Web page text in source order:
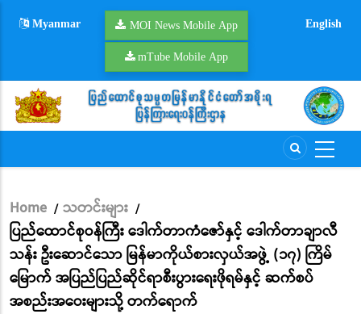
Myanmar MOI News Mobile App
mTube Mobile App
English
Breadcrumb
Home / သတင်းများ /
ပြည်ထောင်စုဝန်ကြီး ဒေါက်တာကံဇော်နှင့် ဒေါက်တာချာလီ
သန်း ဦးဆောင်သော မြန်မာကိုယ်စားလှယ်အဖွဲ့ (၁၇) ကြိမ်
မြောက် အပြည်ပြည်ဆိုင်ရာစီးပွားရေးဖိုရမ်နှင့် ဆက်စပ်
အစည်းအဝေးများသို့ တက်ရောက်